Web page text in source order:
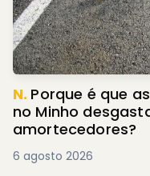
N. Porque é que
no Minho
amortecedores?
6 agosto 2026